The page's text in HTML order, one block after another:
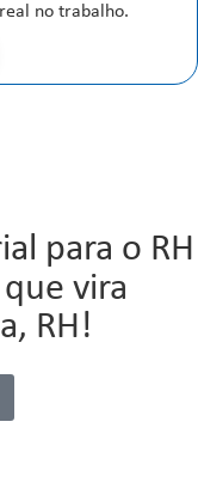
no trabalho.
para o RH
vira
RH!